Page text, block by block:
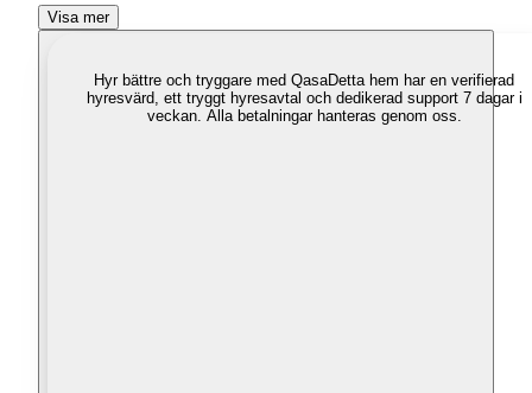
Visa mer
Hyr bättre och tryggare med QasaDetta hem har en verifierad
hyresvärd, ett tryggt hyresavtal och dedikerad support 7 dagar i
veckan. Alla betalningar hanteras genom oss.